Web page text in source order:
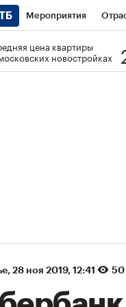
Мероприятия
РБК РБК
цена квартиры
новостройках
⁠, 28 ноя 2019, 12:41 50